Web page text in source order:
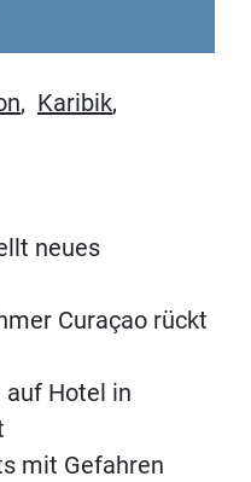
, Karibik,
neues
Curaçao rückt
auf Hotel in
mit Gefahren